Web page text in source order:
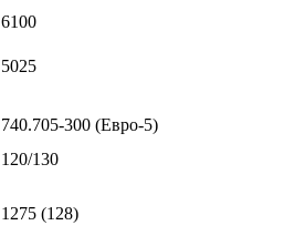
6100
5025
740.705-300 (Евро-5)
120/130
1275 (128)